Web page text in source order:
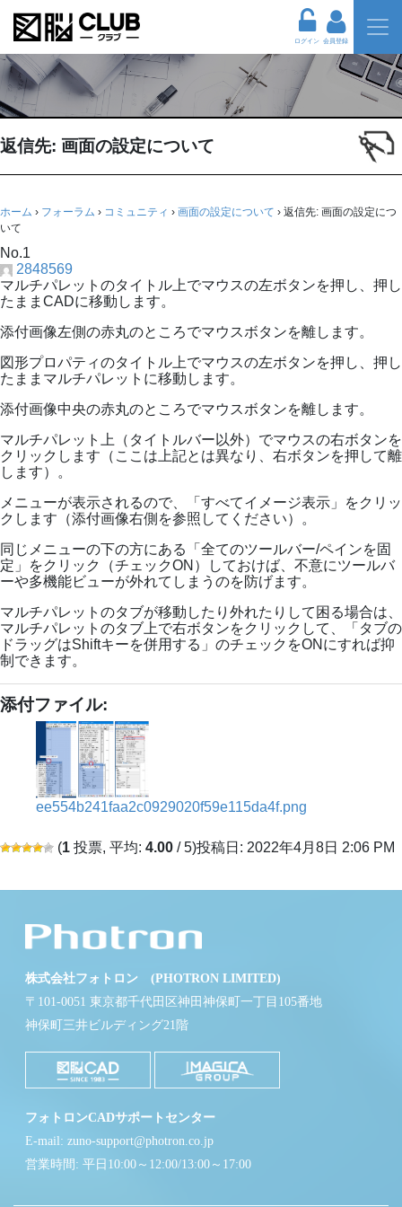
ログイン 会員登録
返信先: 画面の設定について
ホーム › フォーラム › コミュニティ › 画面の設定について › 返信先: 画面の設定につ
いて
No.1
2848569
マルチパレットのタイトル上でマウスの左ボタンを押し、押し
たままCADに移動します。
添付画像左側の赤丸のところでマウスボタンを離します。
図形プロパティのタイトル上でマウスの左ボタンを押し、押し
たままマルチパレットに移動します。
添付画像中央の赤丸のところでマウスボタンを離します。
マルチパレット上（タイトルバー以外）でマウスの右ボタンを
クリックします（ここは上記とは異なり、右ボタンを押して離
します）。
メニューが表示されるので、「すべてイメージ表示」をクリッ
クします（添付画像右側を参照してください）。
同じメニューの下の方にある「全てのツールバー/ペインを固
定」をクリック（チェックON）しておけば、不意にツールバ
ーや多機能ビューが外れてしまうのを防げます。
マルチパレットのタブが移動したり外れたりして困る場合は、
マルチパレットのタブ上で右ボタンをクリックして、「タブの
ドラッグはShiftキーを併用する」のチェックをONにすれば抑
制できます。
添付ファイル:
ee554b241faa2c0929020f59e115da4f.png
(1 投票, 平均: 4.00 / 5)投稿日: 2022年4月8日 2:06 PM
株式会社フォトロン (PHOTRON LIMITED)
〒101-0051 東京都千代田区神田神保町一丁目105番地
神保町三井ビルディング21階
フォトロンCADサポートセンター
E-mail: zuno-support@photron.co.jp
営業時間: 平日10:00～12:00/13:00～17:00